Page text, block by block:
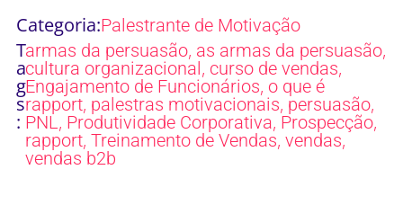
Categoria:Palestrante de Motivação
T
a
g
s
:
armas da persuasão, as armas da persuasão,
cultura organizacional, curso de vendas,
Engajamento de Funcionários, o que é
rapport, palestras motivacionais, persuasão,
PNL, Produtividade Corporativa, Prospecção,
rapport, Treinamento de Vendas, vendas,
vendas b2b